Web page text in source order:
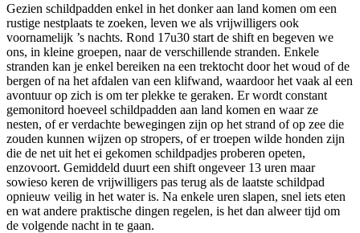
Gezien schildpadden enkel in het donker aan land komen om een
rustige nestplaats te zoeken, leven we als vrijwilligers ook
voornamelijk ’s nachts. Rond 17u30 start de shift en begeven we
ons, in kleine groepen, naar de verschillende stranden. Enkele
stranden kan je enkel bereiken na een trektocht door het woud of de
bergen of na het afdalen van een klifwand, waardoor het vaak al een
avontuur op zich is om ter plekke te geraken. Er wordt constant
gemonitord hoeveel schildpadden aan land komen en waar ze
nesten, of er verdachte bewegingen zijn op het strand of op zee die
zouden kunnen wijzen op stropers, of er troepen wilde honden zijn
die de net uit het ei gekomen schildpadjes proberen opeten,
enzovoort. Gemiddeld duurt een shift ongeveer 13 uren maar
sowieso keren de vrijwilligers pas terug als de laatste schildpad
opnieuw veilig in het water is. Na enkele uren slapen, snel iets eten
en wat andere praktische dingen regelen, is het dan alweer tijd om
de volgende nacht in te gaan.